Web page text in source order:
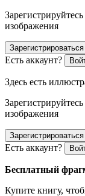
изображения
Зарегистрироваться
Есть аккаунт?
Здесь есть
изображения
Зарегистрироваться
Есть аккаунт?
Бесплатный
Купите книгу,